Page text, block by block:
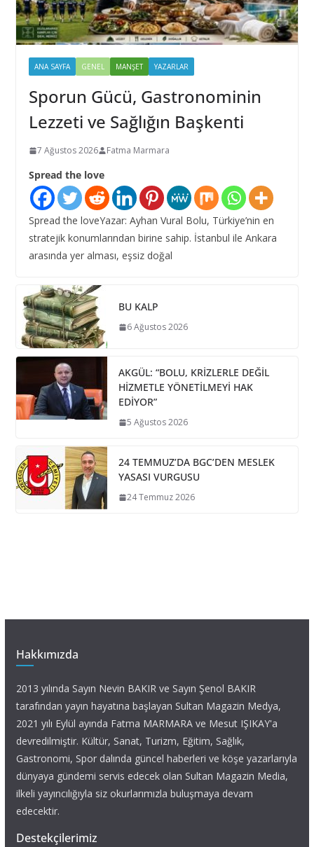
ANA SAYFA GENEL MANŞET YAZARLAR
Sporun Gücü, Gastronominin
Lezzeti ve Sağlığın Başkenti
7 Ağustos 2026 Fatma Marmara
Spread the love
Spread the loveYazar: Ayhan Vural Bolu, Türkiye’nin en
stratejik konumlarından birine sahip. İstanbul ile Ankara
arasında yer alması, eşsiz doğal
BU KALP
6 Ağustos 2026
AKGÜL: “BOLU, KRİZLERLE DEĞİL
HİZMETLE YÖNETİLMEYİ HAK
EDİYOR”
5 Ağustos 2026
24 TEMMUZ’DA BGC’DEN MESLEK
YASASI VURGUSU
24 Temmuz 2026
Hakkımızda
2013 yılında Sayın Nevin BAKIR ve Sayın Şenol BAKIR
tarafından yayın hayatına başlayan Sultan Magazin Medya,
2021 yılı Eylül ayında Fatma MARMARA ve Mesut IŞIKAY'a
devredilmiştir. Kültür, Sanat, Turizm, Eğitim, Sağlık,
Gastronomi, Spor dalında güncel haberleri ve köşe yazarlarıyla
dünyaya gündemi servis edecek olan Sultan Magazin Media,
ilkeli yayıncılığıyla siz okurlarımızla buluşmaya devam
edecektir.
Destekçilerimiz